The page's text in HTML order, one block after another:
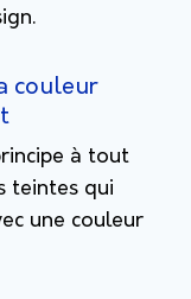
couleur
à tout
teintes qui
une couleur